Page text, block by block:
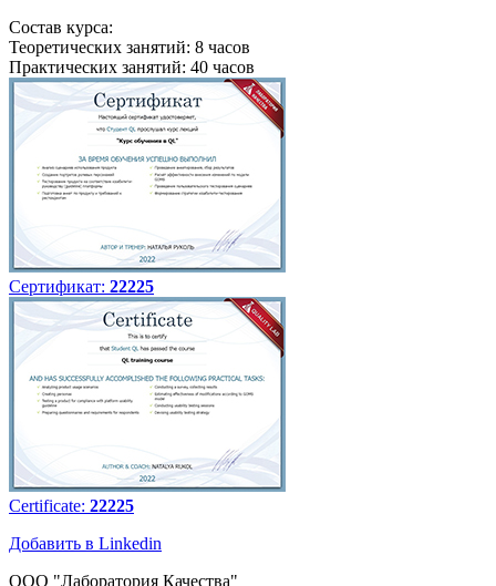
Состав курса:
Теоретических занятий: 8 часов
Практических занятий: 40 часов
Сертификат: 22225
Certificate: 22225
Добавить в Linkedin
ООО "Лаборатория Качества"